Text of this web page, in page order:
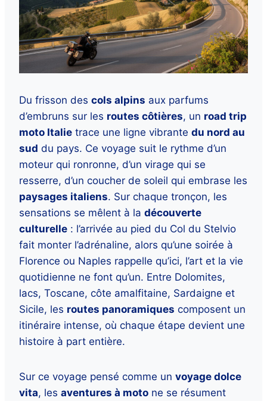
Du frisson des cols alpins aux parfums
d’embruns sur les routes côtières, un road trip
moto Italie trace une ligne vibrante du nord au
sud du pays. Ce voyage suit le rythme d’un
moteur qui ronronne, d’un virage qui se
resserre, d’un coucher de soleil qui embrase les
paysages italiens. Sur chaque tronçon, les
sensations se mêlent à la découverte
culturelle : l’arrivée au pied du Col du Stelvio
fait monter l’adrénaline, alors qu’une soirée à
Florence ou Naples rappelle qu’ici, l’art et la vie
quotidienne ne font qu’un. Entre Dolomites,
lacs, Toscane, côte amalfitaine, Sardaigne et
Sicile, les routes panoramiques composent un
itinéraire intense, où chaque étape devient une
histoire à part entière.
Sur ce voyage pensé comme un voyage dolce
vita, les aventures à moto ne se résument